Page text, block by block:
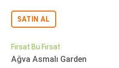
SATIN AL
Fırsat Bu Fırsat
Ağva Asmalı Garden